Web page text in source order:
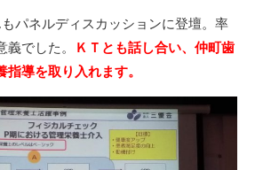
パネルディスカッションに登壇。率
でした。
ＫＴとも話し合い、仲町歯
導を取り入れます。